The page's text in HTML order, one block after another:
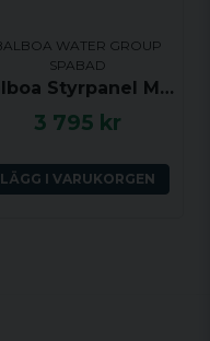
WATER GROUP
SPABAD
Balboa Styrpanel ML551 - Light, Mode, Jets 1, Jets 2, Blower, Warm, Cool - 55304
3 795 kr
LÄGG I VARUKORGEN